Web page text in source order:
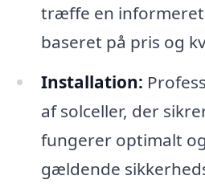
træffe en
baseret på pris og
Installation:
af solceller, der
fungerer optimalt
gældende